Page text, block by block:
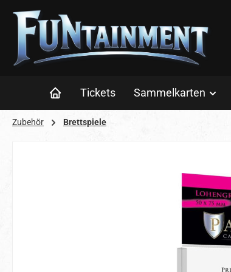
Hauptinhalt springen
Zur Suche springen
Zur Hauptnavigation springen
Tickets Sammelkarten
Zubehör Brettspiele